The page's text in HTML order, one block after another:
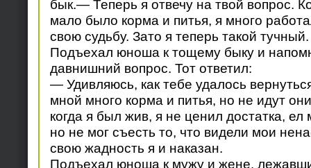
бык.— Теперь я отвечу на твой вопрос.
мало было корма и питья, я много
свою судьбу. Зато я теперь такой тучный.
Подъехал юноша к тощему быку и
давнишний вопрос. Тот ответил:
— Удивляюсь, как тебе удалось
мной много корма и питья, но не идут
когда я был жив, я не ценил достатка, ел
но не мог съесть то, что видели мои
свою жадность я и наказан.
Подъехал юноша к мужу и жене,